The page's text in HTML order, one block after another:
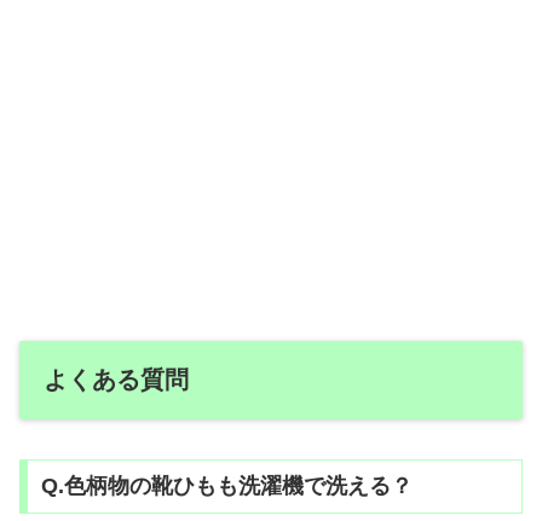
よくある質問
Q.色柄物の靴ひもも洗濯機で洗える？